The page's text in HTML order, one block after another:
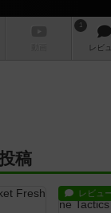
1
レビ
稿
レビュ